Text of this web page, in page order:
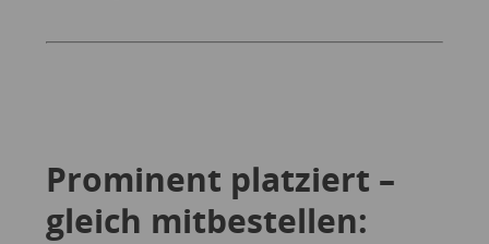
Prominent platziert –
gleich mitbestellen: